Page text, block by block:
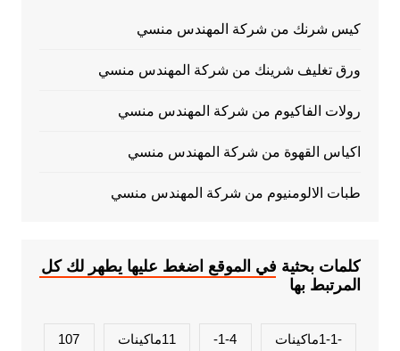
كيس شرنك من شركة المهندس منسي
ورق تغليف شرينك من شركة المهندس منسي
رولات الفاكيوم من شركة المهندس منسي
اكياس القهوة من شركة المهندس منسي
طبات الالومنيوم من شركة المهندس منسي
كلمات بحثية في الموقع اضغط عليها يطهر لك كل
المرتبط بها
-1-1ماكينات 1-4- 11ماكينات 107